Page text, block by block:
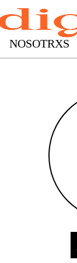
NOSOTRXS